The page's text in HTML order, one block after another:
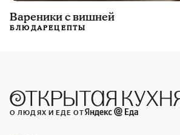
Вареники с вишней
БЛЮДАРЕЦЕПТЫ
О ЛЮДЯХ И ЕДЕ ОТ